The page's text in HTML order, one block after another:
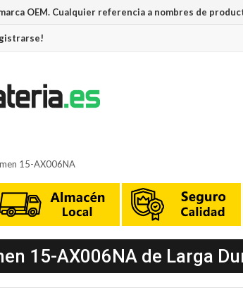
OEM. Cualquier referencia a nombres de
15-AX006NA
15-AX006NA de Larga